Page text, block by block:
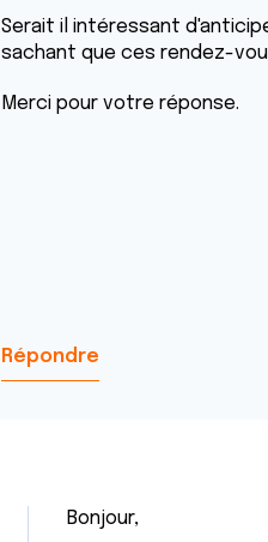
Serait il intéressant
sachant que ces rendez-
Merci pour votre réponse.
Répondre
Bonjour,